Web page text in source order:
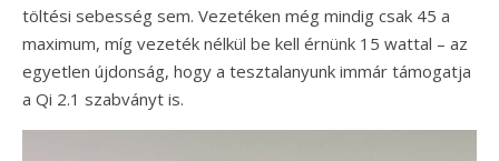
töltési sebesség sem. Vezetéken még mindig csak 45 a
maximum, míg vezeték nélkül be kell érnünk 15 wattal – az
egyetlen újdonság, hogy a tesztalanyunk immár támogatja
a Qi 2.1 szabványt is.